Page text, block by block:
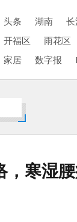
头条 湖南
开福区
雨花区
家居
数字报
，寒湿